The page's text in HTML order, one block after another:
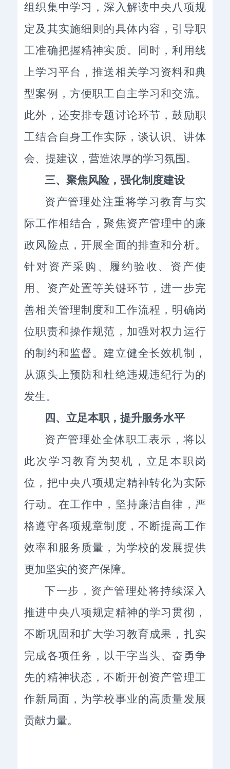
组织集中学习，深入解读中央八项规
定及其实施细则的具体内容，引导职
工准确把握精神实质。同时，利用线
上学习平台，推送相关学习资料和典
型案例，方便职工自主学习和交流。
此外，还安排专题讨论环节，鼓励职
工结合自身工作实际，谈认识、讲体
会、提建议，营造浓厚的学习氛围。
三、聚焦风险，强化制度建设
资产管理处注重将学习教育与实
际工作相结合，聚焦资产管理中的廉
政风险点，开展全面的排查和分析。
针对资产采购、履约验收、资产使
用、资产处置等关键环节，进一步完
善相关管理制度和工作流程，明确岗
位职责和操作规范，加强对权力运行
的制约和监督。建立健全长效机制，
从源头上预防和杜绝违规违纪行为的
发生。
四、 立足本职，提升服务水平
资产管理处全体职工表示，将以
此次学习教育为契机，立足本职岗
位，把中央八项规定精神转化为实际
行动。在工作中，坚持廉洁自律，严
格遵守各项规章制度，不断提高工作
效率和服务质量，为学校的发展提供
更加坚实的资产保障。
下一步，资产管理处将持续深入
推进中央八项规定精神的学习贯彻，
不断巩固和扩大学习教育成果，扎实
完成各项任务，以干字当头、奋勇争
先的精神状态，不断开创资产管理工
作新局面，为学校事业的高质量发展
贡献力量。